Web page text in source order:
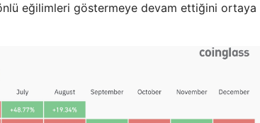
eğilimleri göstermeye devam ettiğini ortaya